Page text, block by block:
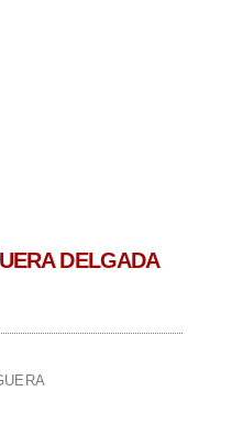
DELGADA